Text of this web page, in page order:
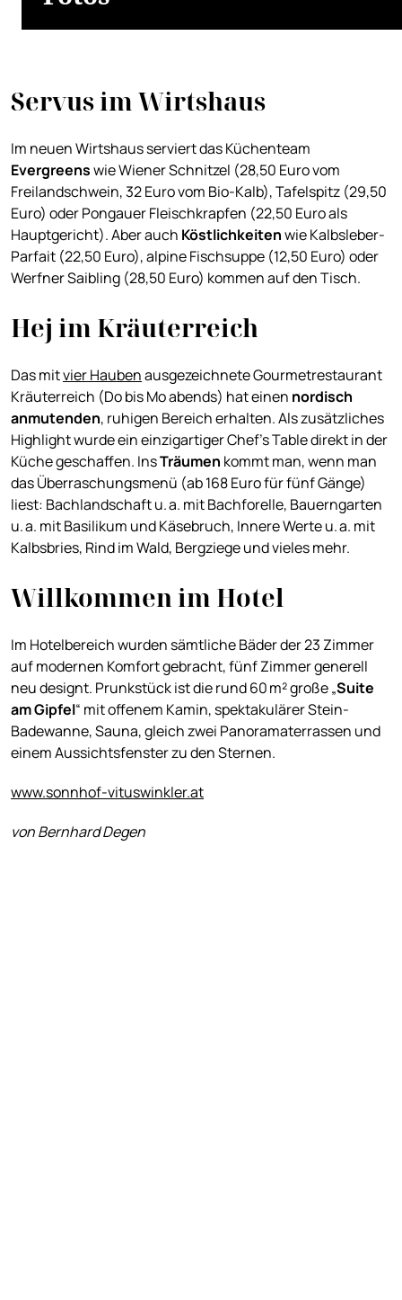
Servus im Wirtshaus
Im neuen Wirtshaus serviert das Küchenteam
Evergreenswie Wiener Schnitzel (28,50 Euro vom
Freilandschwein, 32 Euro vom Bio-Kalb), Tafelspitz (29,50
Euro) oder Pongauer Fleischkrapfen (22,50 Euro als
Hauptgericht). Aber auch Köstlichkeitenwie Kalbsleber-
Parfait (22,50 Euro), alpine Fischsuppe (12,50 Euro) oder
Werfner Saibling (28,50 Euro) kommen auf den Tisch.
Hej im Kräuterreich
Das mitvier Haubenausgezeichnete Gourmetrestaurant
Kräuterreich (Do bis Mo abends) hat einen nordisch
anmutenden, ruhigen Bereich erhalten. Als zusätzliches
Highlight wurde ein einzigartiger Chef’s Table direkt in der
Küche geschaffen. InsTräumen kommt man, wenn man
das Überraschungsmenü (ab 168 Euro für fünf Gänge)
liest: Bachlandschaft u. a. mit Bachforelle, Bauerngarten
u. a. mit Basilikum und Käsebruch, Innere Werte u. a. mit
Kalbsbries, Rind im Wald, Bergziege und vieles mehr.
Willkommen im Hotel
Im Hotelbereich wurden sämtliche Bäder der 23 Zimmer
auf modernen Komfort gebracht, fünf Zimmer generell
neu designt. Prunkstück ist die rund 60 m² große „Suite
am Gipfel“ mit offenem Kamin, spektakulärer Stein-
Badewanne, Sauna, gleich zwei Panoramaterrassen und
einem Aussichtsfenster zu den Sternen.
www.sonnhof-vituswinkler.at
von Bernhard Degen